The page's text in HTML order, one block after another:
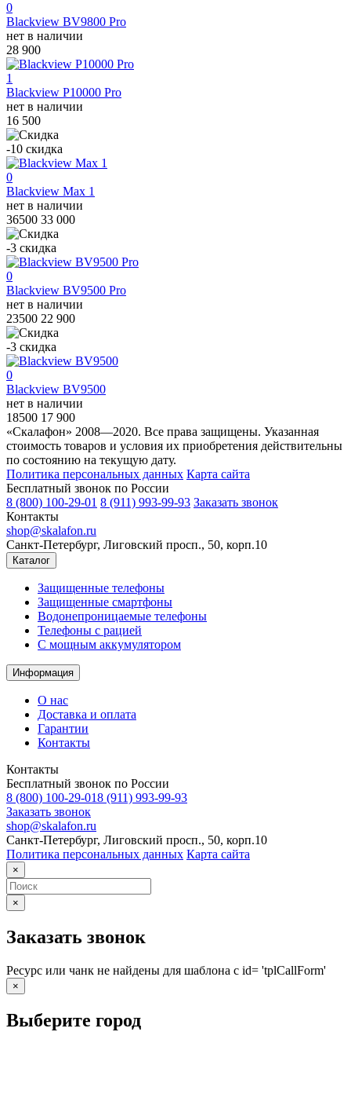
0
Blackview BV9800 Pro
нет в наличии
28 900
1
Blackview P10000 Pro
нет в наличии
16 500
-10 скидка
0
Blackview Max 1
нет в наличии
36500 33 000
-3 скидка
0
Blackview BV9500 Pro
нет в наличии
23500 22 900
-3 скидка
0
Blackview BV9500
нет в наличии
18500 17 900
«Скалафон» 2008—2020. Все права защищены. Указанная
стоимость товаров и условия их приобретения действительны
по состоянию на текущую дату.
Политика персональных данных Карта сайта
Бесплатный звонок по России
8 (800) 100-29-01 8 (911) 993-99-93 Заказать звонок
Контакты
shop@skalafon.ru
Санкт-Петербург, Лиговский просп., 50, корп.10
Каталог
Защищенные телефоны
Защищенные смартфоны
Водонепроницаемые телефоны
Телефоны с рацией
C мощным аккумулятором
Информация
О нас
Доставка и оплата
Гарантии
Контакты
Контакты
Бесплатный звонок по России
8 (800) 100-29-018 (911) 993-99-93
Заказать звонок
shop@skalafon.ru
Санкт-Петербург, Лиговский просп., 50, корп.10
Политика персональных данных Карта сайта
×
×
Заказать звонок
Ресурс или чанк не найдены для шаблона с id= 'tplCallForm'
×
Выберите город